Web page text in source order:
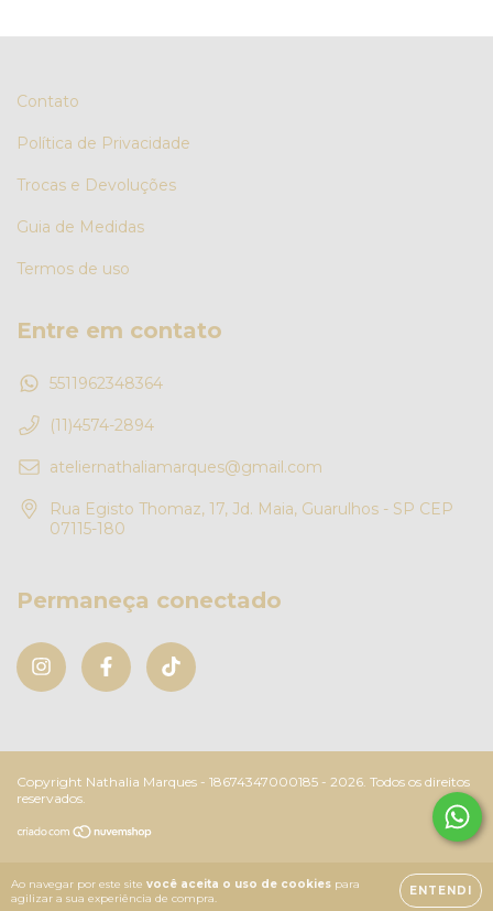
Ao navegar por este site você aceita o uso de cookies para
agilizar a sua experiência de compra.
ENTENDI
Contato
Política de Privacidade
Trocas e Devoluções
Guia de Medidas
Termos de uso
Entre em contato
5511962348364
(11)4574-2894
ateliernathaliamarques@gmail.com
Rua Egisto Thomaz, 17, Jd. Maia, Guarulhos - SP CEP
07115-180
Permaneça conectado
Copyright Nathalia Marques - 18674347000185 - 2026. Todos os direitos
reservados.